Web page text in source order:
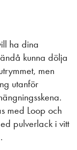
ha dina
kunna dölja
men
utanför
med Loop och
pulverlack i vitt